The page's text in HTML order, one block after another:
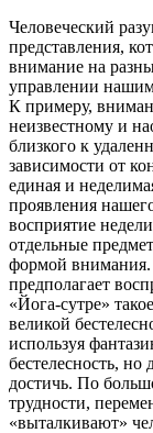
Человеческий
представления,
внимание на
управлении
К примеру,
неизвестному и
близкого к
зависимости от
единая и
проявления
восприятие
отдельные
формой
предполагает
«Йога-сутре»
великой
используя
бестелесность, но
достичь. По
трудности,
«выталкивают»